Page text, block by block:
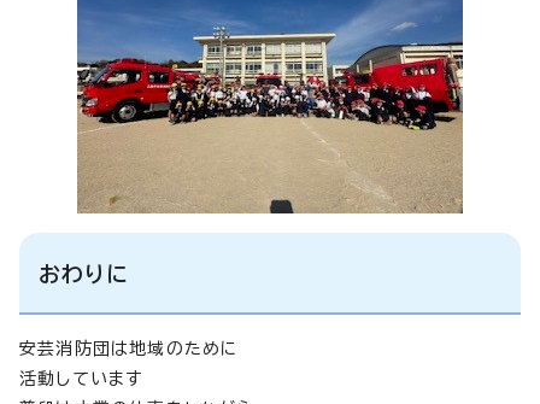
おわりに
安芸消防団は地域のために
活動しています